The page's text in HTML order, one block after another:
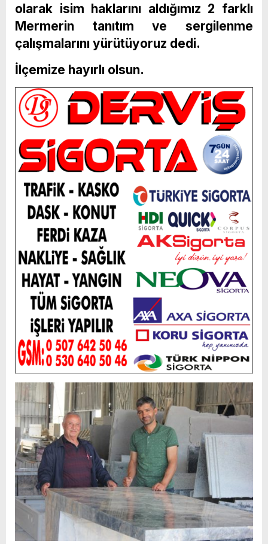
olarak isim haklarını aldığımız 2 farklı
Mermerin tanıtım ve sergilenme
çalışmalarını yürütüyoruz dedi.
İlçemize hayırlı olsun.